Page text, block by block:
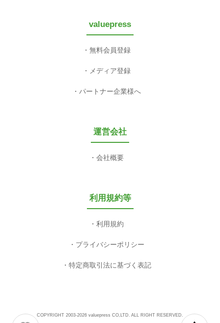
valuepress
無料会員登録
メディア登録
パートナー企業様へ
運営会社
会社概要
利用規約等
利用規約
プライバシーポリシー
特定商取引法に基づく表記
COPYRIGHT 2003-2026 valuepress CO,LTD. ALL RIGHT RESERVED.